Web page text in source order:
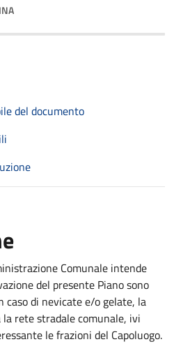
del documento
Comunale intende
del presente Piano sono
caso di nevicate e/o gelate, la
rete stradale comunale, ivi
le frazioni del Capoluogo.